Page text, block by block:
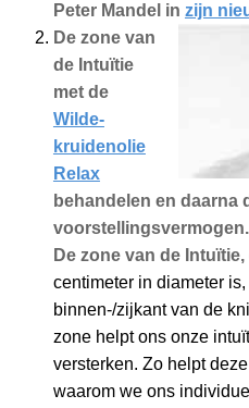
Peter Mandel in zijn
De zone van
de Intuïtie
met de
Wilde-
kruidenolie
Relax
behandelen en daarna
voorstellingsvermogen.
De zone van de Intuïtie,
centimeter in diameter
binnen-/zijkant van de
zone helpt ons onze
versterken. Zo helpt
waarom we ons